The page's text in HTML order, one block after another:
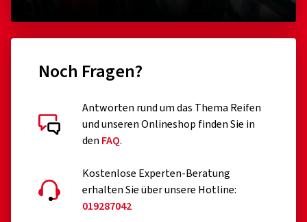
Noch Fragen?
Antworten rund um das Thema Reifen
und unseren Onlineshop finden Sie in
den FAQ.
Kostenlose Experten-Beratung
erhalten Sie über unsere Hotline:
019287042